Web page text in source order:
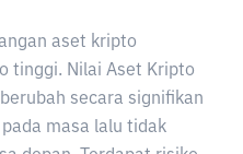
aset kripto
tinggi. Nilai Aset Kripto
secara signifikan
masa lalu tidak